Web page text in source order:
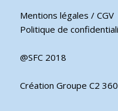
Mentions légales / CGV
Politique de
@SFC 2018
Création Groupe C2 360